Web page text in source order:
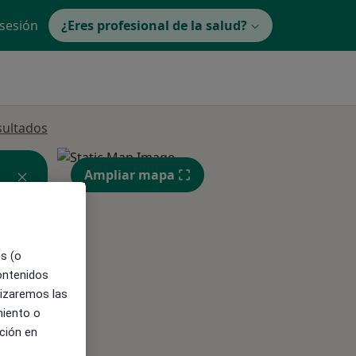
¿Eres profesional de la salud?
Ampliar mapa
(o
las
o
en